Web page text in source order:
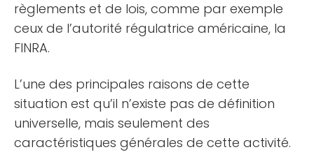
règlements et de lois, comme par exemple
ceux de l’autorité régulatrice américaine, la
FINRA.
L’une des principales raisons de cette
situation est qu’il n’existe pas de définition
universelle, mais seulement des
caractéristiques générales de cette activité.